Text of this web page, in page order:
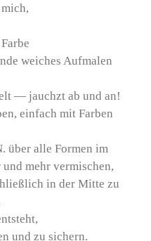
weiches Aufmalen
— jauchzt ab und an!
einfach mit Farben
über alle Formen im
mehr vermischen,
in der Mitte zu
und zu sichern.